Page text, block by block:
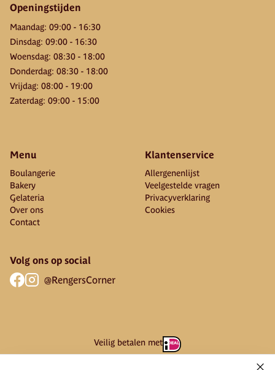
Openingstijden
Maandag: 09:00 - 16:30
Dinsdag: 09:00 - 16:30
Woensdag: 08:30 - 18:00
Donderdag: 08:30 - 18:00
Vrijdag: 08:00 - 19:00
Zaterdag: 09:00 - 15:00
Menu
Boulangerie
Bakery
Gelateria
Over ons
Contact
Klantenservice
Allergenenlijst
Veelgestelde vragen
Privacyverklaring
Cookies
Volg ons op social
@RengersCorner
Veilig betalen met